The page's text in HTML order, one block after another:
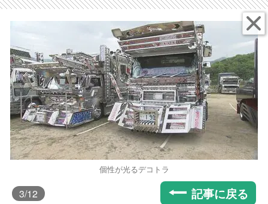
個性が光るデコトラ
3/12 記事に戻る